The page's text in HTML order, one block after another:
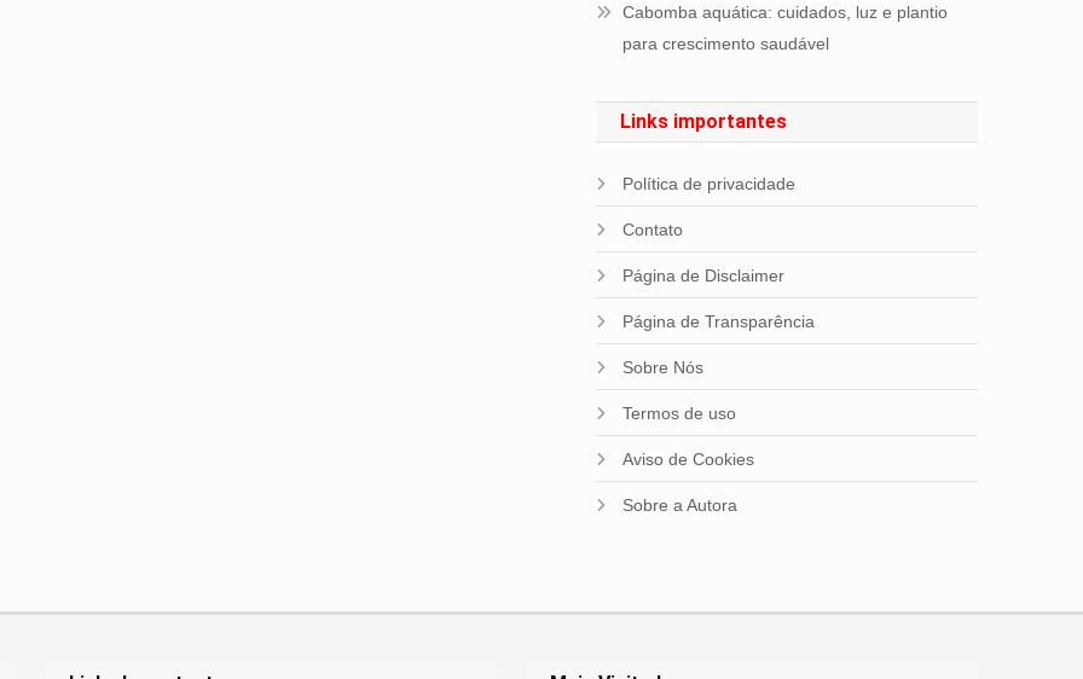
Cabomba aquática: cuidados, luz e plantio
para crescimento saudável
Links importantes
Política de privacidade
Contato
Página de Disclaimer
Página de Transparência
Sobre Nós
Termos de uso
Aviso de Cookies
Sobre a Autora